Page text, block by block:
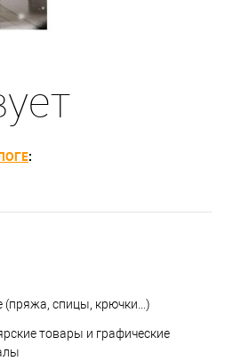
:
(пряжа, спицы, крючки...)
товары и графические